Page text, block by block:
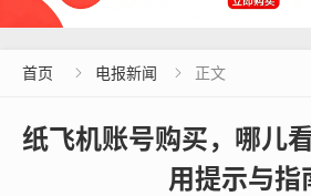
首页  电报新闻  正文
纸飞机账号购买，哪儿
用提示与指